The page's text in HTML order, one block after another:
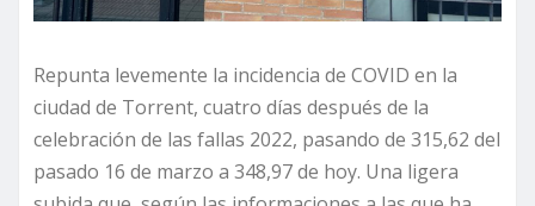
Repunta levemente la incidencia de COVID en la
ciudad de Torrent, cuatro días después de la
celebración de las fallas 2022, pasando de 315,62 del
pasado 16 de marzo a 348,97 de hoy. Una ligera